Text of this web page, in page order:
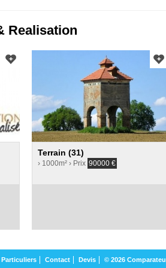
Realisation
Terrain (31)
› 1000m² › Prix 90000 €
Particuliers Contact Devis © 2026